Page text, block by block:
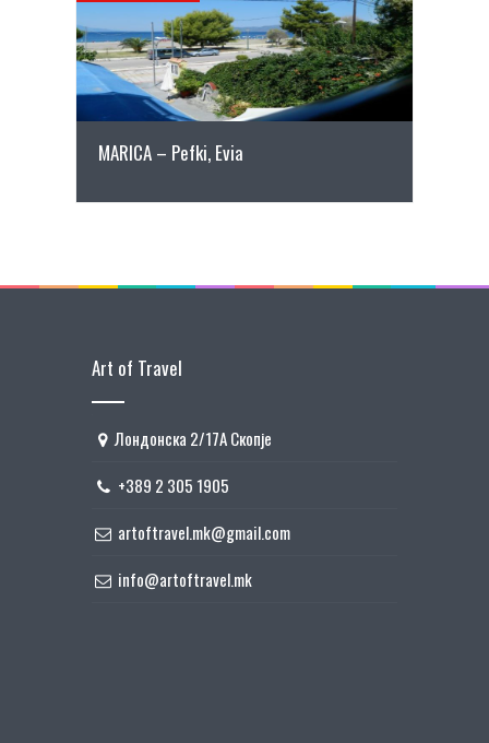
ПОВЕЌЕ ДЕТАЛИ
MARICA – Pefki, Evia
Art of Travel
Лондонска 2/17А Скопје
+389 2 305 1905
artoftravel.mk@gmail.com
info@artoftravel.mk